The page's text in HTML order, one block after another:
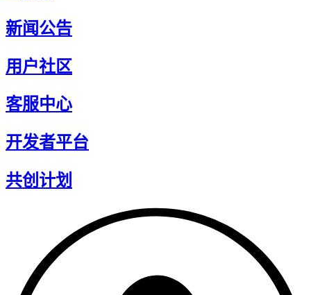
新闻公告
用户社区
客服中心
开发者平台
共创计划